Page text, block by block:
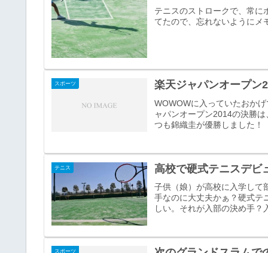
テニスのストロークで、常に
てたので、忘れないようにメ
スポーツ 楽天ジャパンオープン
WOWOWに入っていたおか
ャパンオープン2014の決勝
つも錦織圭が優勝しました！
テニス 高校で硬式テニスデビ
子供（娘）が高校に入学して
手なのに大丈夫かぁ？硬式テ
しい。それが入部の決め手
スポーツ